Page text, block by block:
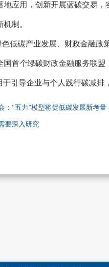
地应用，创新开展蓝碳交易
制。
低碳产业发展、财政金融政
国首个绿碳财政金融服务联
于引导企业与个人践行碳减排
：“五力”模型将促低碳发展新考量
要深入研究